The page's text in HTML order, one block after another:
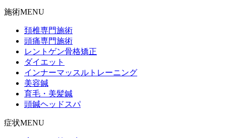
施術MENU
頚椎専門施術
頭痛専門施術
レントゲン骨格矯正
ダイエット
インナーマッスルトレーニング
美容鍼
育毛・美髪鍼
頭鍼ヘッドスパ
症状MENU